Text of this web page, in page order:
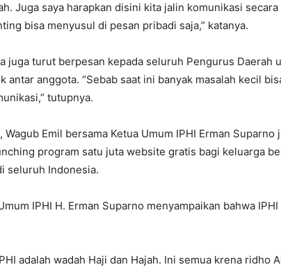
Juga saya harapkan disini kita jalin komunikasi
bisa menyusul di pesan pribadi saja,” katanya.
juga turut berpesan kepada seluruh Pengurus Daerah
antar anggota. “Sebab saat ini banyak masalah kecil
tutupnya.
Wagub Emil bersama Ketua Umum IPHI Erman Suparno
program satu juta website gratis bagi keluarga
seluruh Indonesia.
IPHI H. Erman Suparno menyampaikan bahwa
adalah wadah Haji dan Hajah. Ini semua krena ridho